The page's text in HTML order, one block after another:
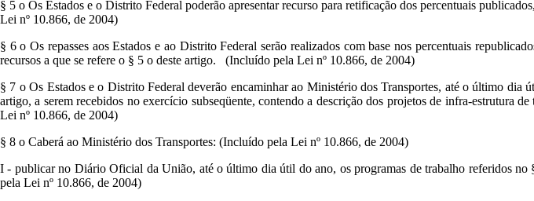
§ 5 o Os Estados e o Distrito Federal poderão apresentar recurso para retificação dos percentuais
Lei nº 10.866, de 2004)
§ 6 o Os repasses aos Estados e ao Distrito Federal serão realizados com base nos percentuais
recursos a que se refere o § 5 o deste artigo. (Incluído pela Lei nº 10.866, de 2004)
§ 7 o Os Estados e o Distrito Federal deverão encaminhar ao Ministério dos Transportes, até o último
artigo, a serem recebidos no exercício subseqüente, contendo a descrição dos projetos de infra-estrutura
Lei nº 10.866, de 2004)
§ 8 o Caberá ao Ministério dos Transportes: (Incluído pela Lei nº 10.866, de 2004)
I - publicar no Diário Oficial da União, até o último dia útil do ano, os programas de trabalho referidos
pela Lei nº 10.866, de 2004)